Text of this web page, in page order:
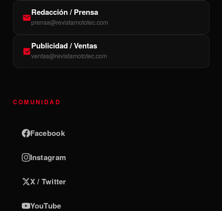
Redacción / Prensa
prensa@revistamototec.com
Publicidad / Ventas
ventas@revistamototec.com
COMUNIDAD
Facebook
Instagram
X / Twitter
YouTube